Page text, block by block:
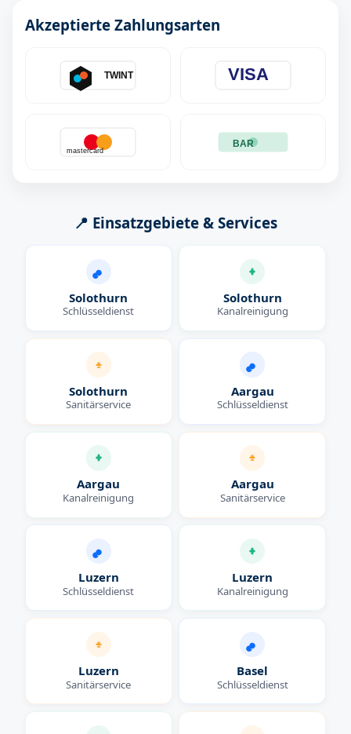
Akzeptierte Zahlungsarten
TWINT VISA
mastercard
BAR
📍 Einsatzgebiete & Services
Solothurn
Schlüsseldienst
Solothurn
Kanalreinigung
Solothurn
Sanitärservice
Aargau
Schlüsseldienst
Aargau
Kanalreinigung
Aargau
Sanitärservice
Luzern
Schlüsseldienst
Luzern
Kanalreinigung
Luzern
Sanitärservice
Basel
Schlüsseldienst